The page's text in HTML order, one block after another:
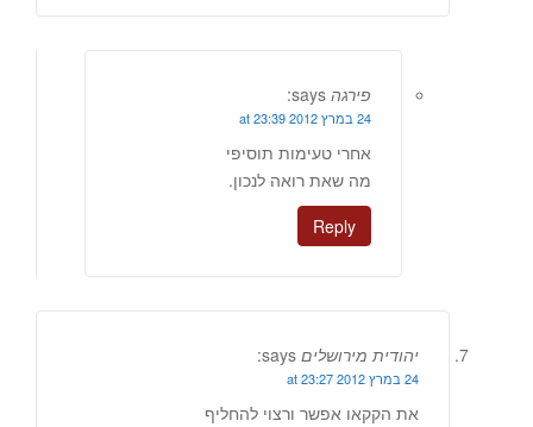
פירגה says:
24 במרץ 2012 at 23:39
אחרי טעימות תוסיפי
מה שאת רואה לנכון.
Reply
יהודית מירושלים says:
24 במרץ 2012 at 23:27
את הקקאו אפשר ורצוי להחליף